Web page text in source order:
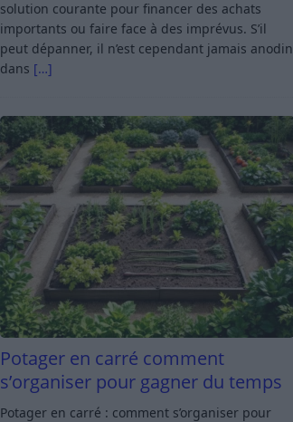
solution courante pour financer des achats
importants ou faire face à des imprévus. S’il
peut dépanner, il n’est cependant jamais anodin
dans […]
Potager en carré comment
s’organiser pour gagner du temps
Potager en carré : comment s’organiser pour